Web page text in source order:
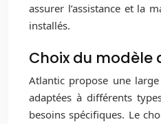
assurer l’assistance et la
installés.
Choix du modèle
Atlantic propose une
adaptées à différents
besoins spécifiques. Le